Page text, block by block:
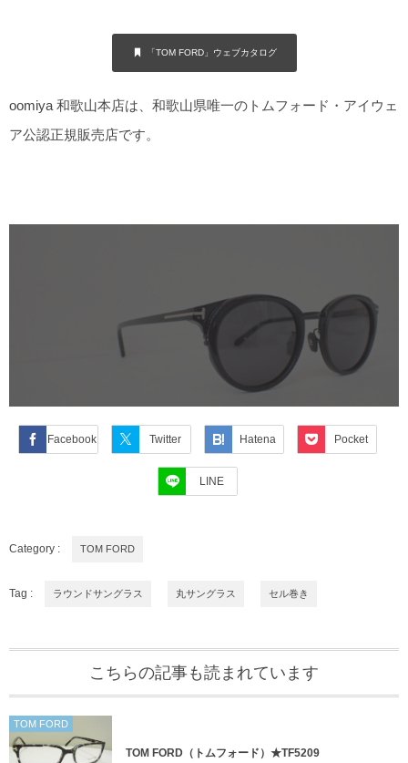
「TOM FORD」ウェブカタログ
oomiya 和歌山本店は、和歌山県唯一のトムフォード・アイウェ
ア公認正規販売店です。
Facebook Twitter Hatena Pocket
LINE
Category : TOM FORD
Tag : ラウンドサングラス 丸サングラス セル巻き
こちらの記事も読まれています
TOM FORD
TOM FORD（トムフォード）★TF5209